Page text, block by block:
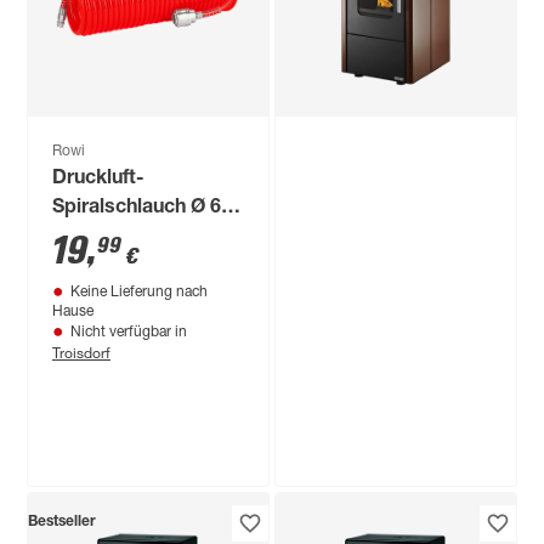
Rowi
Druckluft-
Spiralschlauch Ø 6
mm, 8 m
19,99 €
Keine Lieferung nach
Hause
Nicht verfügbar in
Troisdorf
Bestseller